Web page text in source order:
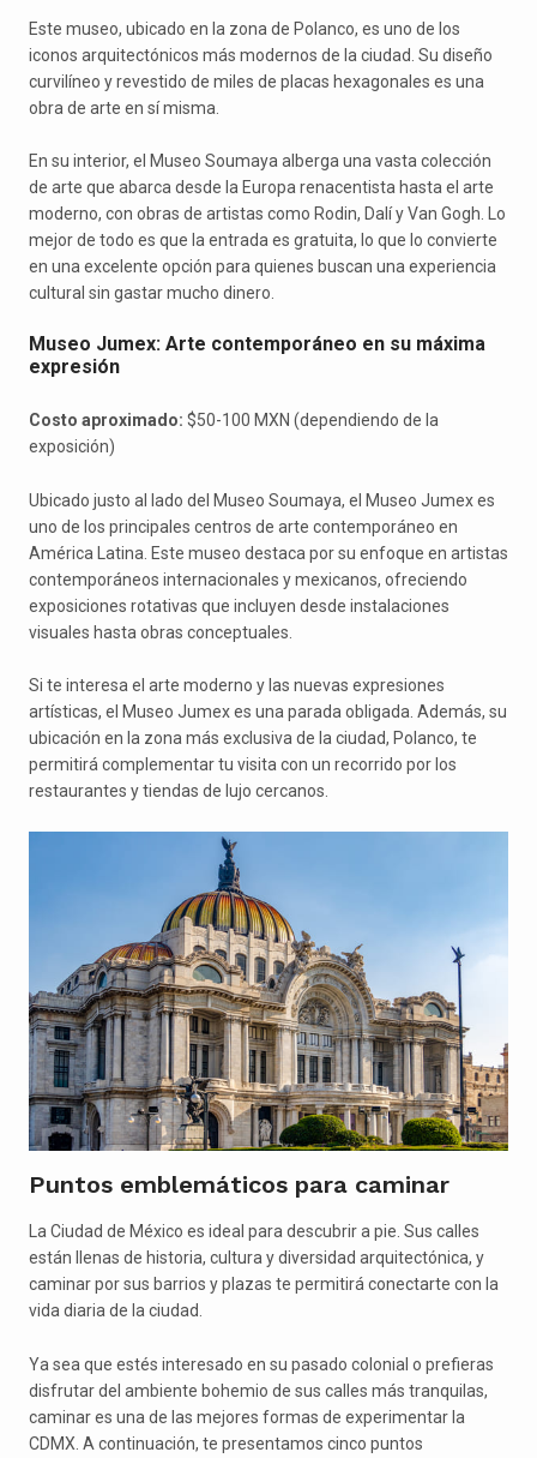
Este museo, ubicado en la zona de Polanco, es uno de los
iconos arquitectónicos más modernos de la ciudad. Su diseño
curvilíneo y revestido de miles de placas hexagonales es una
obra de arte en sí misma.
En su interior, el Museo Soumaya alberga una vasta colección
de arte que abarca desde la Europa renacentista hasta el arte
moderno, con obras de artistas como Rodin, Dalí y Van Gogh. Lo
mejor de todo es que la entrada es gratuita, lo que lo convierte
en una excelente opción para quienes buscan una experiencia
cultural sin gastar mucho dinero.
Museo Jumex: Arte contemporáneo en su máxima
expresión
Costo aproximado: $50-100 MXN (dependiendo de la
exposición)
Ubicado justo al lado del Museo Soumaya, el Museo Jumex es
uno de los principales centros de arte contemporáneo en
América Latina. Este museo destaca por su enfoque en artistas
contemporáneos internacionales y mexicanos, ofreciendo
exposiciones rotativas que incluyen desde instalaciones
visuales hasta obras conceptuales.
Si te interesa el arte moderno y las nuevas expresiones
artísticas, el Museo Jumex es una parada obligada. Además, su
ubicación en la zona más exclusiva de la ciudad, Polanco, te
permitirá complementar tu visita con un recorrido por los
restaurantes y tiendas de lujo cercanos.
Puntos emblemáticos para caminar
La Ciudad de México es ideal para descubrir a pie. Sus calles
están llenas de historia, cultura y diversidad arquitectónica, y
caminar por sus barrios y plazas te permitirá conectarte con la
vida diaria de la ciudad.
Ya sea que estés interesado en su pasado colonial o prefieras
disfrutar del ambiente bohemio de sus calles más tranquilas,
caminar es una de las mejores formas de experimentar la
CDMX. A continuación, te presentamos cinco puntos